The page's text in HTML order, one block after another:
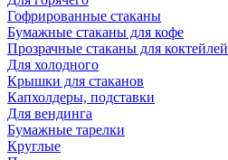
Гофрированные стаканы
Бумажные стаканы для кофе
Прозрачные стаканы для коктейлей
Для холодного
Крышки для стаканов
Капхолдеры, подставки
Для вендинга
Бумажные тарелки
Круглые